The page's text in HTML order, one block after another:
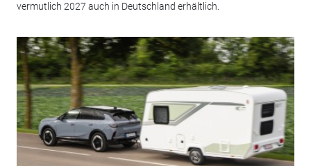
vermutlich 2027 auch in Deutschland erhältlich.